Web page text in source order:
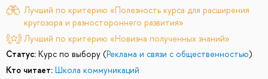
Лучший по критерию «Полезность курса для расширения
кругозора и разностороннего развития»
Лучший по критерию «Новизна полученных знаний»
Статус: Курс по выбору (Реклама и связи с общественностью)
Кто читает: Школа коммуникаций